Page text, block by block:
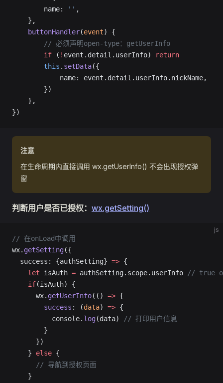
		name:
'' ,
	},
	buttonHandler
(event) {
		// 必须声明open-type：getUserInfo
		if
( ! event.detail.userInfo)
return
		this
. setData({
			name: event.detail.userInfo.nickName,
		})
	},
})
注意
在生命周期内直接调用 wx.getUserInfo() 不会出现授权弹
窗
判断用户是否已授权： wx.getSetting()
js
// 在onLoad中调用
wx. getSetting({
  success: {authSetting}
=> {
    let
isAuth = authSetting.scope.userInfo
// true
    if
(isAuth) {
      wx.
getUserInfo(() => {
        success
: (data) => {
          console.
log(data)
// 打印用户信息
        }
      })
    }
else {
      // 导航到授权页面
    }